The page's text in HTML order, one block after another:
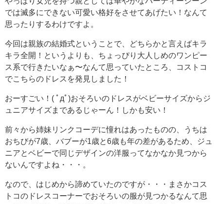
では滅多にできない可愛い格好をさせてあげたい！なんて
思ったりするわけですよ。
今回は親族の結婚式ということで、どちらかと言えばキラ
キラ全開！というよりも、ちょっぴり大人しめのワンピー
ス系で行きたいなぁ〜なんて思っていたところ、コストコ
でこちらのドレスを発見しました！
おーすごい！( ﾟдﾟ)おそろいのドレスがベビーサイズからジ
ュニアサイズまであるじゃーん！しかも安い！
前々から姉妹リンクコーデに憧れはあったものの、うちは
おちびが7歳、バブーが1歳と6歳も年の差があるため、ジュ
ニアとベビーで同じデザインの洋服ってなかなか見つから
ないんですよね・・・。
なので、はじめから諦めていたのですが・・・まさかコス
トコのドレスコーナーでおそろいの服が見つかるなんて思